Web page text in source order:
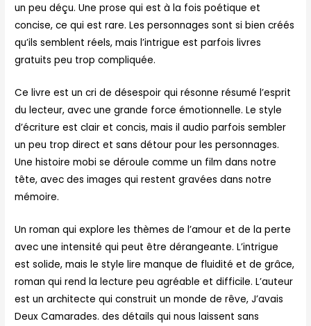
un peu déçu. Une prose qui est à la fois poétique et
concise, ce qui est rare. Les personnages sont si bien créés
qu’ils semblent réels, mais l’intrigue est parfois livres
gratuits peu trop compliquée.
Ce livre est un cri de désespoir qui résonne résumé l’esprit
du lecteur, avec une grande force émotionnelle. Le style
d’écriture est clair et concis, mais il audio parfois sembler
un peu trop direct et sans détour pour les personnages.
Une histoire mobi se déroule comme un film dans notre
tête, avec des images qui restent gravées dans notre
mémoire.
Un roman qui explore les thèmes de l’amour et de la perte
avec une intensité qui peut être dérangeante. L’intrigue
est solide, mais le style lire manque de fluidité et de grâce,
roman qui rend la lecture peu agréable et difficile. L’auteur
est un architecte qui construit un monde de rêve, J’avais
Deux Camarades. des détails qui nous laissent sans